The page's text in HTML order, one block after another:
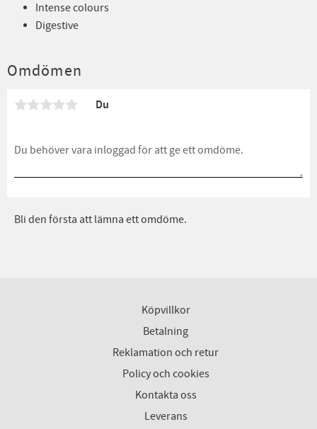
Intense colours
Digestive
Omdömen
Du
Bli den första att lämna ett omdöme.
Köpvillkor
Betalning
Reklamation och retur
Policy och cookies
Kontakta oss
Leverans